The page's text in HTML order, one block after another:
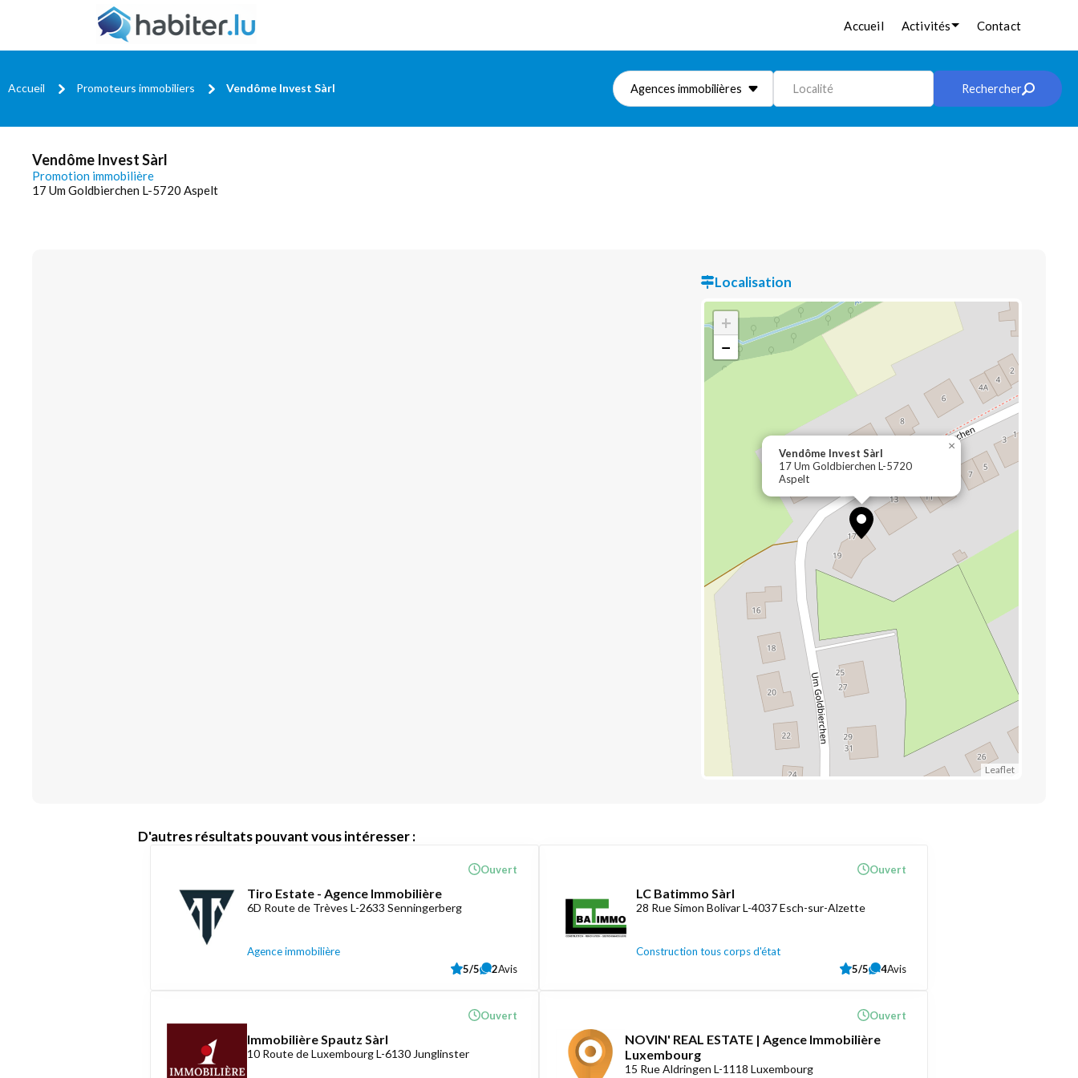
Accueil Activités Contact
Accueil Promoteurs immobiliers Vendôme Invest Sàrl Agences immobilières Localité Rechercher
Vendôme Invest Sàrl
Promotion immobilière
17 Um Goldbierchen L-5720 Aspelt
Localisation
Vendôme Invest Sàrl
17 Um Goldbierchen L-5720
Aspelt
×
+
−
Leaflet
D'autres résultats pouvant vous intéresser :
Tiro Estate - Agence Immobilière
6D Route de Trèves L-2633 Senningerberg
Agence immobilière
Ouvert
5/5 2Avis
LC Batimmo Sàrl
28 Rue Simon Bolivar L-4037 Esch-sur-Alzette
Construction tous corps d'état
Ouvert
5/5 4Avis
Immobilière Spautz Sàrl
10 Route de Luxembourg L-6130 Junglinster
Ouvert
NOVIN' REAL ESTATE | Agence Immobilière
Luxembourg
15 Rue Aldringen L-1118 Luxembourg
Ouvert